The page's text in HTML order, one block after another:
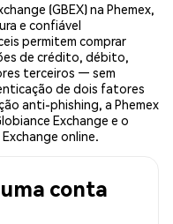
(GBEX) na Phemex,
e confiável
permitem comprar
de crédito, débito,
terceiros — sem
de dois fatores
anti-phishing, a Phemex
Exchange e o
online.
conta